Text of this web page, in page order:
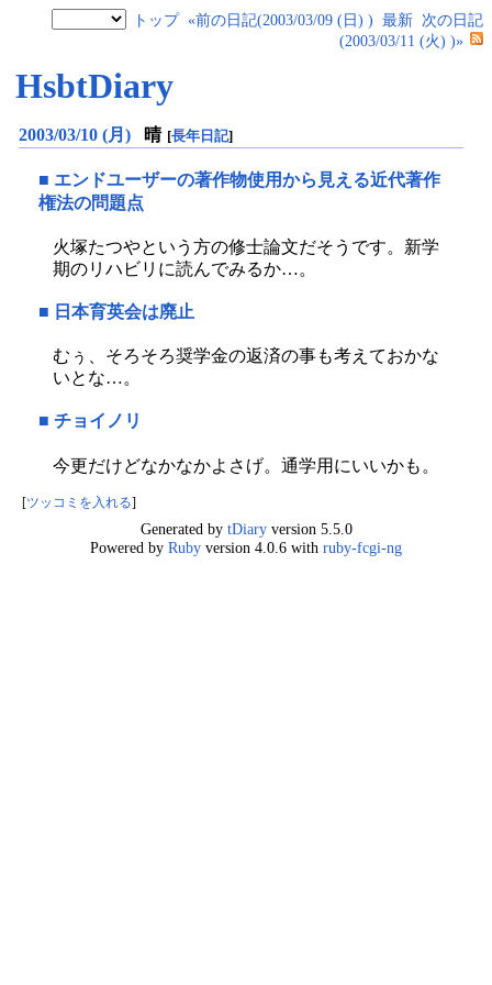
トップ «前の日記(2003/03/09 (日) ) 最新 次の日記
(2003/03/11 (火) )»
HsbtDiary
2003/03/10 (月) 晴 [長年日記]
■ エンドユーザーの著作物使用から見える近代著作
権法の問題点
火塚たつやという方の修士論文だそうです。新学
期のリハビリに読んでみるか…。
■ 日本育英会は廃止
むぅ、そろそろ奨学金の返済の事も考えておかな
いとな…。
■ チョイノリ
今更だけどなかなかよさげ。通学用にいいかも。
[ツッコミを入れる]
Generated by tDiaryversion 5.5.0
Powered by Ruby version 4.0.6 with ruby-fcgi-ng